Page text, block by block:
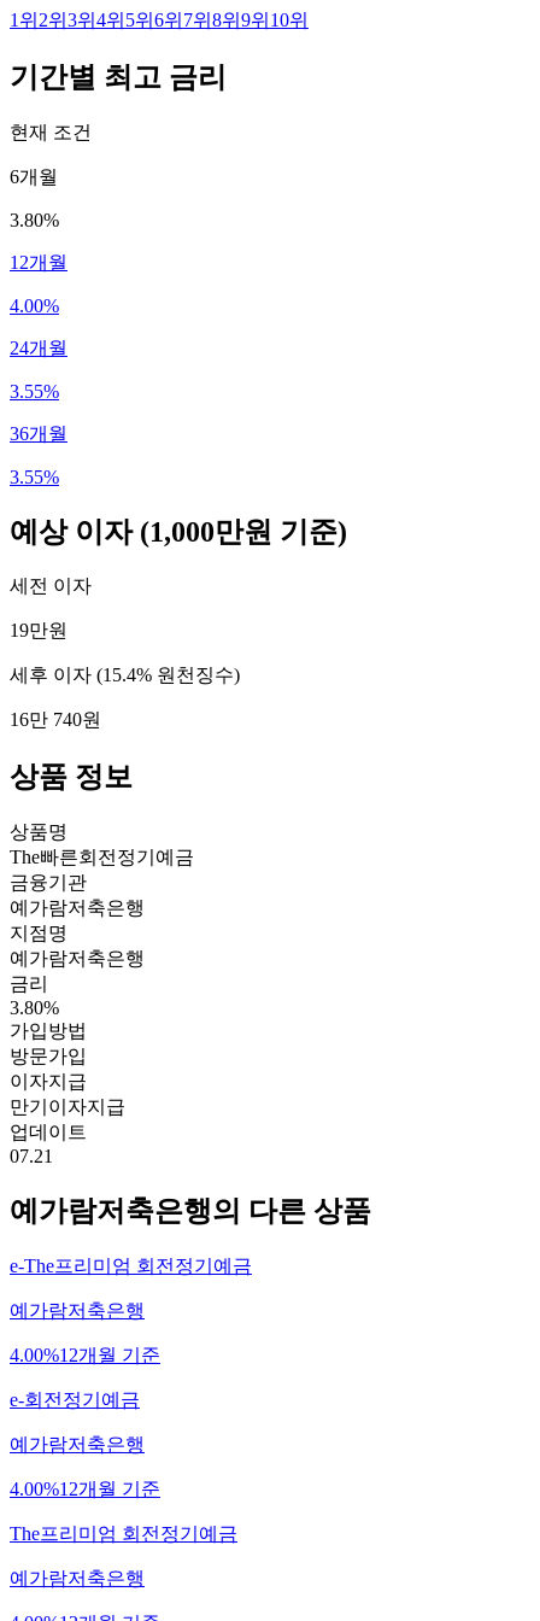
1 위 2위 3위 4위 5위 6위 7위 8위 9위 10위
기간별 최고 금리
현재 조건
6개월
3.80%
12개월
4.00%
24개월
3.55%
36개월
3.55%
예상 이자 (1,000만원 기준)
세전 이자
19만원
세후 이자 (15.4% 원천징수)
16만 740원
상품 정보
상품명
The빠른회전정기예금
금융기관
예가람저축은행
지점명
예가람저축은행
금리
3.80%
가입방법
방문가입
이자지급
만기이자지급
업데이트
07.21
예가람저축은행의 다른 상품
e-The프리미엄 회전정기예금
예가람저축은행
4.00%12개월 기준
e-회전정기예금
예가람저축은행
4.00%12개월 기준
The프리미엄 회전정기예금
예가람저축은행